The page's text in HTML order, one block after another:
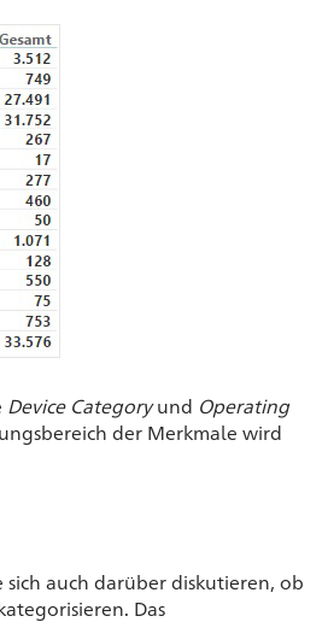
Device Categoryund Operating
der Merkmale wird
auch darüber diskutieren, ob
Das